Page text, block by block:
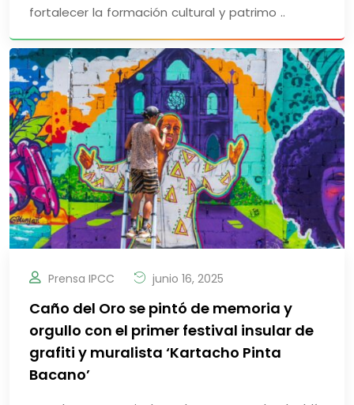
fortalecer la formación cultural y patrimo ..
Prensa IPCC junio 16, 2025
Caño del Oro se pintó de memoria y
orgullo con el primer festival insular de
grafiti y muralista ‘Kartacho Pinta
Bacano’